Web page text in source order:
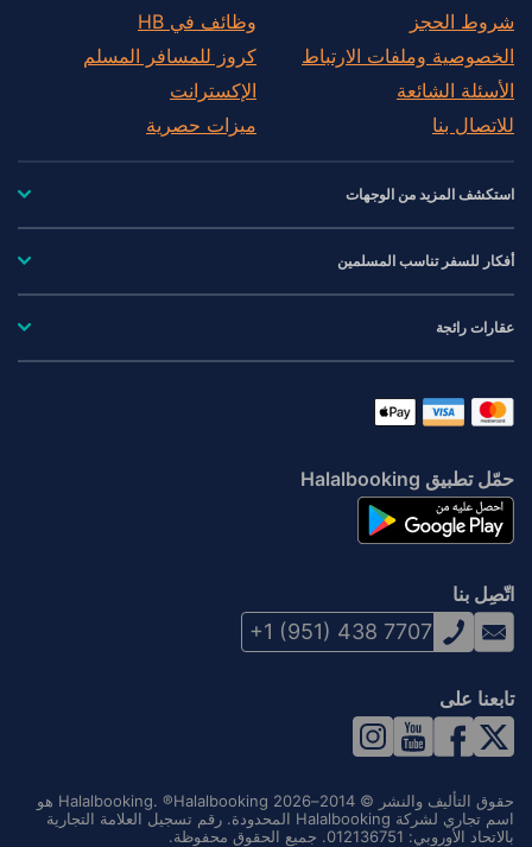
شروط الحجز
الخصوصية وملفات الارتباط
الأسئلة الشائعة
للاتصال بنا
وظائف في HB
كروز للمسافر المسلم
الإكسترانت
ميزات حصرية
استكشف المزيد من الوجهات
أفكار للسفر تناسب المسلمين
عقارات رائجة
حمّل تطبيق Halalbooking
اتّصِل بنا
+1 (951) 438 7707
تابعنا على
حقوق التأليف والنشر © 2014–2026 Halalbooking. ®Halalbooking هو
اسم تجاري لشركة Halalbooking المحدودة. رقم تسجيل العلامة التجارية
بالاتحاد الأوروبي: 012136751. جميع الحقوق محفوظة.